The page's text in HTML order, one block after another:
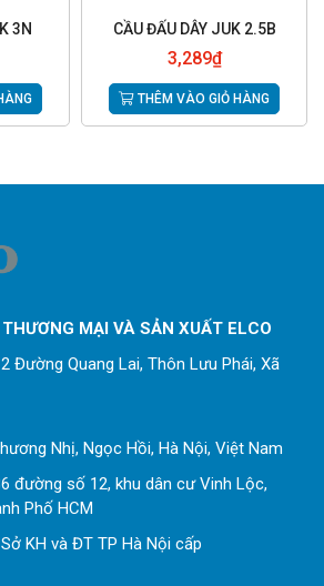
3N CẦU ĐẤU DÂY JUK 2.5B
3,289₫
THÊM VÀO GIỎ HÀNG
MẠI VÀ SẢN XUẤT ELCO
Đường Quang Lai, Thôn Lưu Phái, Xã
Nhị, Ngọc Hồi, Hà Nội, Việt Nam
đường số 12, khu dân cư Vinh Lộc,
Phố HCM
KH và ĐT TP Hà Nội cấp